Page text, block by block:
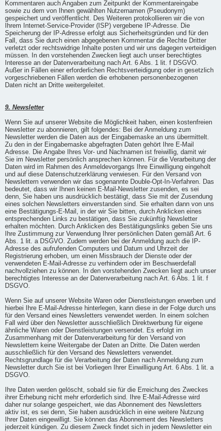
Kommentaren auch Angaben zum Zeitpunkt der Kommentareingabe
sowie zu dem von Ihnen gewählten Nutzernamen (Pseudonym)
gespeichert und veröffentlicht. Des Weiteren protokollieren wir die von
Ihrem Internet-Service-Provider (ISP) vergebene IP-Adresse. Die
Speicherung der IP-Adresse erfolgt aus Sicherheitsgründen und für den
Fall, dass Sie durch einen abgegebenen Kommentar die Rechte Dritter
verletzt oder rechtswidrige Inhalte posten und wir uns dagegen verteidigen
müssen. In den vorstehenden Zwecken liegt auch unser berechtigtes
Interesse an der Datenverarbeitung nach Art. 6 Abs. 1 lit. f DSGVO.
Außer in Fällen einer erforderlichen Rechtsverteidigung oder in gesetzlich
vorgeschriebenen Fällen werden die erhobenen personenbezogenen
Daten nicht an Dritte weitergeleitet.
9. Newsletter
Wenn Sie auf unserer Website die Möglichkeit haben, einen kostenfreien
Newsletter zu abonnieren, gilt folgendes: Bei der Anmeldung zum
Newsletter werden die Daten aus der Eingabemaske an uns übermittelt.
Zu den in der Eingabemaske abgefragten Daten gehört Ihre E-Mail
Adresse. Die Angabe Ihres Vor- und Nachnamen ist freiwillig, damit wir
Sie im Newsletter persönlich ansprechen können. Für die Verarbeitung der
Daten wird im Rahmen des Anmeldevorgangs Ihre Einwilligung eingeholt
und auf diese Datenschutzerklärung verwiesen. Für den Versand von
Newslettern verwenden wir das sogenannte Double-Opt-In-Verfahren. Das
bedeutet, dass wir Ihnen keinen E-Mail-Newsletter zusenden, es sei
denn, Sie haben uns ausdrücklich bestätigt, dass Sie mit der Zusendung
eines solchen Newsletters einverstanden sind. Sie erhalten dann von uns
eine Bestätigungs-E-Mail, in der wir Sie bitten, durch Anklicken eines
entsprechenden Links zu bestätigen, dass Sie zukünftig Newsletter
erhalten möchten. Durch Anklicken des Bestätigungslinks geben Sie uns
Ihre Zustimmung zur Verwendung Ihrer persönlichen Daten gemäß Art. 6
Abs. 1 lit. a DSGVO. Zudem werden bei der Anmeldung auch die IP-
Adresse des aufrufenden Computers und Datum und Uhrzeit der
Registrierung erhoben, um einen Missbrauch der Dienste oder der
verwendeten E-Mail-Adresse zu verhindern oder im Beschwerdefall
nachvollziehen zu können. In den vorstehenden Zwecken liegt auch unser
berechtigtes Interesse an der Datenverarbeitung nach Art. 6 Abs. 1 lit. f
DSGVO.
Wenn Sie auf unserer Website Waren oder Dienstleistungen erwerben und
hierbei Ihre E-Mail-Adresse hinterlegen, kann diese in der Folge durch uns
für den Versand eines Newsletters verwendet werden. In einem solchen
Fall wird über den Newsletter ausschließlich Direktwerbung für eigene
ähnliche Waren oder Dienstleistungen versendet. Es erfolgt im
Zusammenhang mit der Datenverarbeitung für den Versand von
Newslettern keine Weitergabe der Daten an Dritte. Die Daten werden
ausschließlich für den Versand des Newsletters verwendet.
Rechtsgrundlage für die Verarbeitung der Daten nach Anmeldung zum
Newsletter durch Sie ist bei Vorliegen Ihrer Einwilligung Art. 6 Abs. 1 lit. a
DSGVO.
Ihre Daten werden gelöscht, sobald sie für die Erreichung des Zweckes
ihrer Erhebung nicht mehr erforderlich sind. Ihre E-Mail-Adresse wird
daher nur solange gespeichert, wie das Abonnement des Newsletters
aktiv ist, es sei denn, Sie haben ausdrücklich in eine weitere Nutzung
Ihrer Daten eingewilligt. Sie können das Abonnement des Newsletters
jederzeit kündigen. Zu diesem Zweck findet sich in jedem Newsletter ein